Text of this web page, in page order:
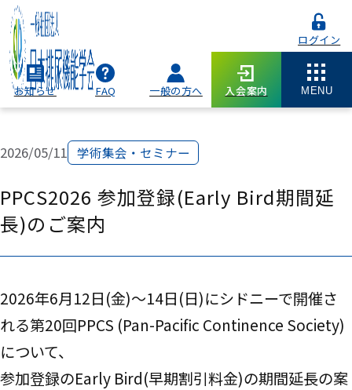
ログイン
お知らせ FAQ 一般の方へ 入会案内 MENU
2026/05/11 学術集会・セミナー
PPCS2026 参加登録(Early Bird期間延
長)のご案内
2026年6月12日(金)～14日(日)にシドニーで開催さ
れる第20回PPCS (Pan-Pacific Continence Society)
について、
参加登録のEarly Bird(早期割引料金)の期間延長の案